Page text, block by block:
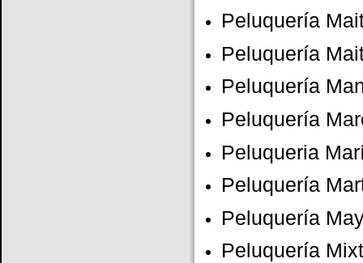
Peluquería
Peluquería
Peluquería
Peluquería
Peluqueria
Peluquería
Peluquería
Peluquería